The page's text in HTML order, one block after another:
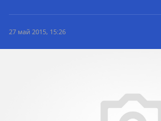
27 май 2015, 15:26